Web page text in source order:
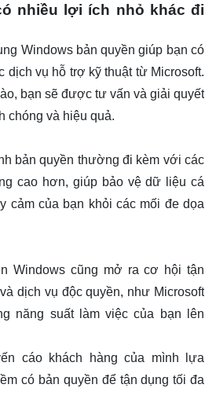
nhiều lợi ích nhỏ khác đi
Windows bản quyền giúp bạn có
dịch vụ hỗ trợ kỹ thuật từ Microsoft.
bạn sẽ được tư vấn và giải quyết
chóng và hiệu quả.
bản quyền thường đi kèm với các
cao hơn, giúp bảo vệ dữ liệu cá
cảm của bạn khỏi các mối đe dọa
Windows cũng mở ra cơ hội tận
dịch vụ độc quyền, như Microsoft
năng suất làm việc của bạn lên
cáo khách hàng của mình lựa
có bản quyền để tận dụng tối đa